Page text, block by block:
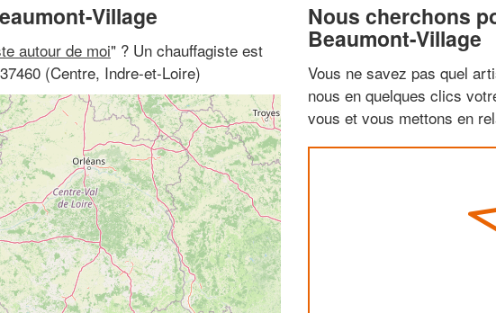
Village
autour de moi" ? Un chauffagiste est
(Centre, Indre-et-Loire)
Nous cherchons
Beaumont-Village
Vous ne savez pas quel
nous en quelques clics
vous et vous mettons en